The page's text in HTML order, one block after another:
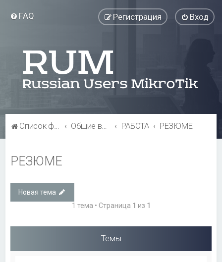
FAQ Вход
Регистрация
Список форумов Общие вопросы РАБОТА РЕЗЮМЕ
РЕЗЮМЕ
Новая тема
1 тема • Страница 1 из 1
Темы